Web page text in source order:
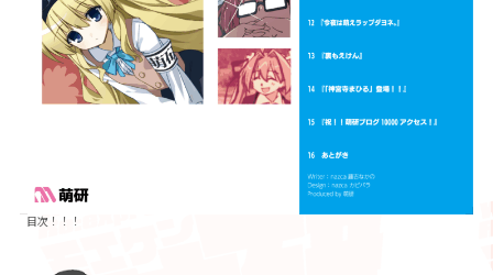
目次！！！